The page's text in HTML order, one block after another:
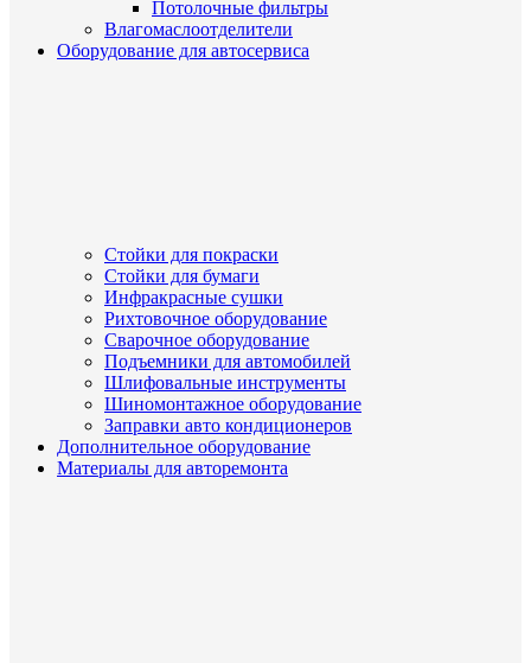
Потолочные фильтры
Влагомаслоотделители
Оборудование для автосервиса
Стойки для покраски
Стойки для бумаги
Инфракрасные сушки
Рихтовочное оборудование
Сварочное оборудование
Подъемники для автомобилей
Шлифовальные инструменты
Шиномонтажное оборудование
Заправки авто кондиционеров
Дополнительное оборудование
Материалы для авторемонта